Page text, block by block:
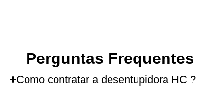
Perguntas Frequentes
Como contratar a desentupidora HC ?